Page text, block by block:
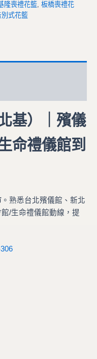
隆喪禮花籃, 板橋喪禮花
別式花籃
基）｜殯儀
命禮儀館到
。熟悉台北殯儀館、新北
/生命禮儀館動線，提